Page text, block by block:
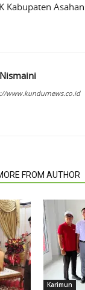
Kabupaten Asahan
www.kundurnews.co.id
FROM AUTHOR
Karimun